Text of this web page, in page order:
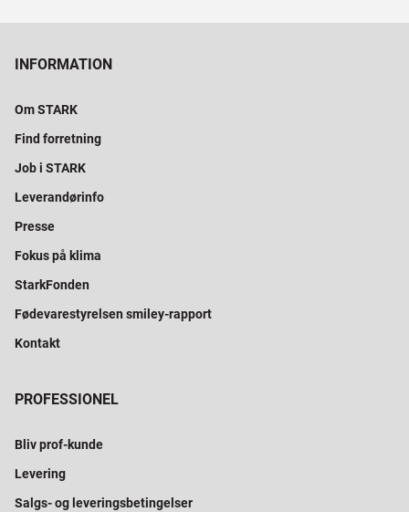
INFORMATION
Om STARK
Find forretning
Job i STARK
Leverandørinfo
Presse
Fokus på klima
StarkFonden
Fødevarestyrelsen smiley-rapport
Kontakt
PROFESSIONEL
Bliv prof-kunde
Levering
Salgs- og leveringsbetingelser